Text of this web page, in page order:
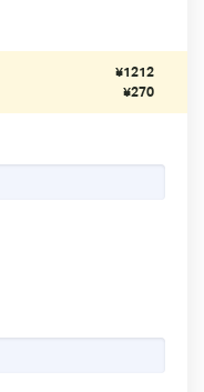
¥1212
¥270